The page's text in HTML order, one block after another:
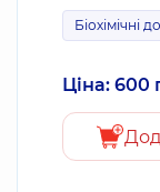
Біохімічні
Ціна: 600